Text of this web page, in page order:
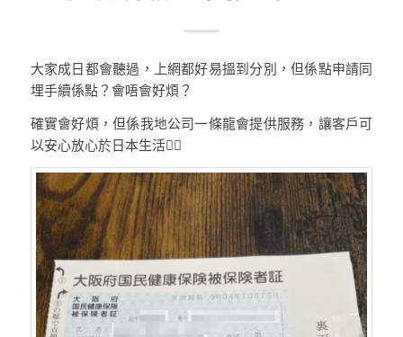
大家成日都會聽過，上網都好易搵到分別，但係點申請同
埋手續係點？會唔會好煩？
確實會好煩，但係我地公司一條龍會提供服務，讓客戶可
以安心放心於日本生活👍🏼